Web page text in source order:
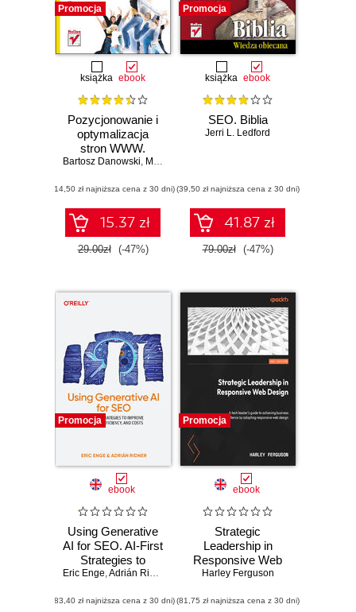
Promocja
książka ebook
Pozycjonowanie i
optymalizacja
stron WWW.
Ćwiczenia
Bartosz Danowski, Michał Makaruk
(14,50 zł najniższa cena z 30 dni)
15.37 zł
29.00zł (-47%)
Promocja
książka ebook
SEO. Biblia
Jerri L. Ledford
(39,50 zł najniższa cena z 30 dni)
41.87 zł
79.00zł (-47%)
Promocja
ebook
Using Generative
AI for SEO. AI-First
Strategies to
Improve Quality,
Costs
Eric Enge,Adrián Ridner
(83,40 zł najniższa cena z 30 dni)
Promocja
ebook
Strategic
Leadership in
Responsive Web
Design. A tech
achieving business
Harley Ferguson
(81,75 zł najniższa cena z 30 dni)